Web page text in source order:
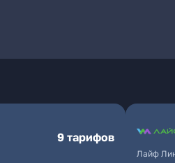
9 тарифов
Лайф